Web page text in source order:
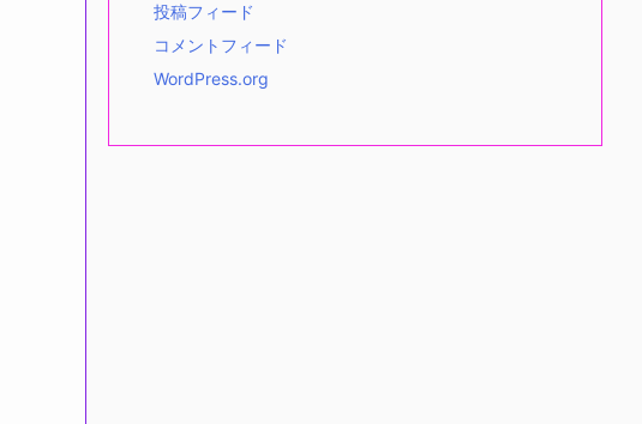
投稿フィード
コメントフィード
WordPress.org